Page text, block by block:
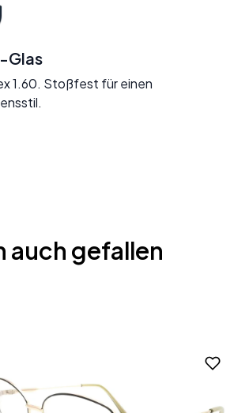
Glas
1.60. Stoßfest für einen
auch gefallen